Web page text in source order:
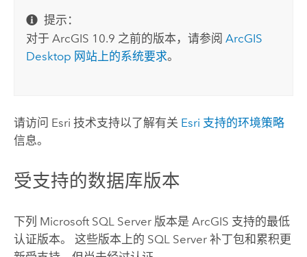
提示：
对于 ArcGIS 10.9 之前的版本，请参阅ArcGIS
Desktop 网站上的系统要求。
请访问 Esri 技术支持以了解有关 Esri 支持的环境策略
信息。
受支持的数据库版本
下列 Microsoft SQL Server版本是 ArcGIS 支持的最低
认证版本。 这些版本上的 SQL Server补丁包和累积更